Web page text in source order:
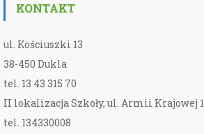
KONTAKT
ul. Kościuszki 13
38-450 Dukla
tel. 13 43 315 70
II lokalizacja Szkoły, ul. Armii Krajowej 1
tel. 134330008